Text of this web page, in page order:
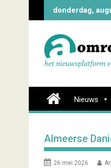
donderdag,
Nieuws
Almeerse
26 mei 2026